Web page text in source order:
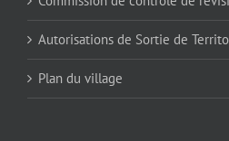
Autorisations de Sortie de
Plan du village